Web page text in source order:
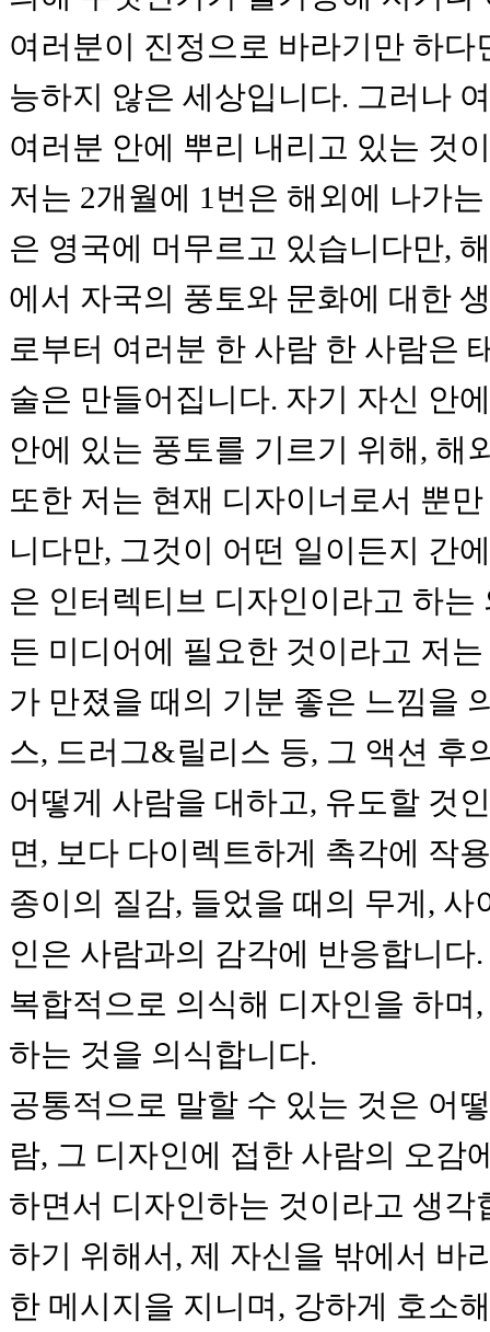
여러분이 진정으로 바라기만 하
능하지 않은 세상입니다. 그러나
여러분 안에 뿌리 내리고 있는 것
저는 2개월에 1번은 해외에 나가
은 영국에 머무르고 있습니다만,
에서 자국의 풍토와 문화에 대한
로부터 여러분 한 사람 한 사람은
술은 만들어집니다. 자기 자신 안
안에 있는 풍토를 기르기 위해, 해
또한 저는 현재 디자이너로서 뿐
니다만, 그것이 어떤 일이든지 간
은 인터렉티브 디자인이라고 하
든 미디어에 필요한 것이라고 저
가 만졌을 때의 기분 좋은 느낌을
스, 드러그&릴리스 등, 그 액션 후
어떻게 사람을 대하고, 유도할 것
면, 보다 다이렉트하게 촉각에 작
종이의 질감, 들었을 때의 무게,
인은 사람과의 감각에 반응합니
복합적으로 의식해 디자인을 하
하는 것을 의식합니다.
공통적으로 말할 수 있는 것은 어
람, 그 디자인에 접한 사람의 오감
하면서 디자인하는 것이라고 생
하기 위해서, 제 자신을 밖에서 바
한 메시지을 지니며, 강하게 호소